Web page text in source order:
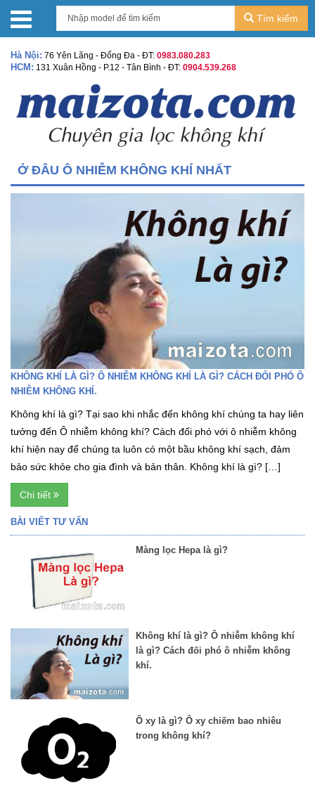
Tìm kiếm
Hà Nội: 76 Yên Lãng - Đống Đa - ĐT: 0983.080.283
HCM: 131 Xuân Hồng - P.12 - Tân Bình - ĐT: 0904.539.268
Ở ĐÂU Ô NHIỄM KHÔNG KHÍ NHẤT
KHÔNG KHÍ LÀ GÌ? Ô NHIỄM KHÔNG KHÍ LÀ GÌ? CÁCH ĐỐI PHÓ Ô
NHIỄM KHÔNG KHÍ.
Không khí là gì? Tại sao khi nhắc đến không khí chúng ta hay liên
tưởng đến Ô nhiễm không khí? Cách đối phó với ô nhiễm không
khí hiện nay để chúng ta luôn có một bầu không khí sạch, đảm
bảo sức khỏe cho gia đình và bản thân. Không khí là gì? […]
Chi tiết
BÀI VIẾT TƯ VẤN
Màng lọc Hepa là gì?
Không khí là gì? Ô nhiễm không khí
là gì? Cách đối phó ô nhiễm không
khí.
Ô xy là gì? Ô xy chiếm bao nhiêu
trong không khí?